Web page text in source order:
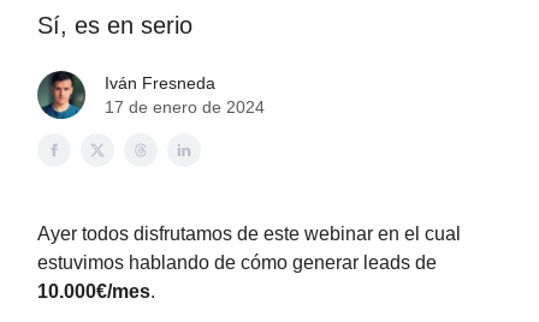
Sí, es en serio
Iván Fresneda
17 de enero de 2024
Ayer todos disfrutamos de este webinar en el cual
estuvimos hablando de cómo generar leads de
10.000€/mes.